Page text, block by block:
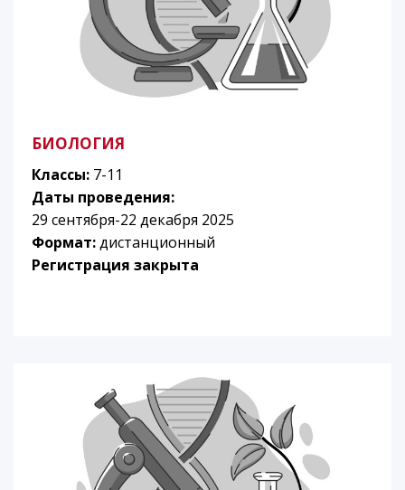
БИОЛОГИЯ
Классы: 7-11
Даты проведения:
29 сентября-22 декабря 2025
Формат:дистанционный
Регистрация закрыта